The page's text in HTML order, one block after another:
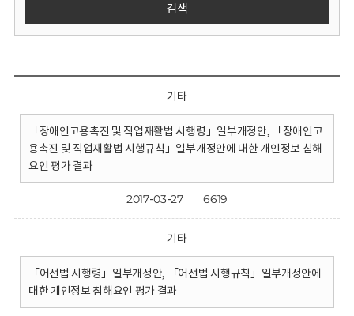
검색
기타
「장애인고용촉진 및 직업재활법 시행령」일부개정안, 「장애인고
용촉진 및 직업재활법 시행규칙」일부개정안에 대한 개인정보 침해
요인 평가 결과
2017-03-27 6619
기타
「어선법 시행령」일부개정안, 「어선법 시행규칙」일부개정안에
대한 개인정보 침해요인 평가 결과